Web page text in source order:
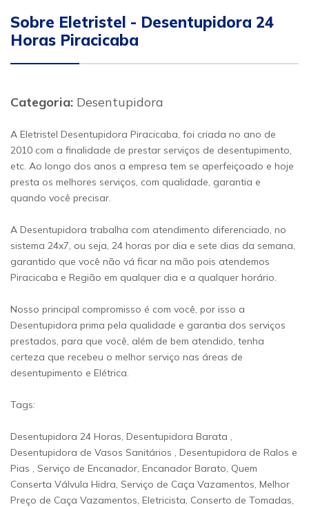
Sobre Eletristel - Desentupidora 24
Horas Piracicaba
Categoria: Desentupidora
A Eletristel Desentupidora Piracicaba, foi criada no ano de
2010 com a finalidade de prestar serviços de desentupimento,
etc. Ao longo dos anos a empresa tem se aperfeiçoado e hoje
presta os melhores serviços, com qualidade, garantia e
quando você precisar.
A Desentupidora trabalha com atendimento diferenciado, no
sistema 24x7, ou seja, 24 horas por dia e sete dias da semana,
garantido que você não vá ficar na mão pois atendemos
Piracicaba e Região em qualquer dia e a qualquer horário.
Nosso principal compromisso é com você, por isso a
Desentupidora prima pela qualidade e garantia dos serviços
prestados, para que você, além de bem atendido, tenha
certeza que recebeu o melhor serviço nas áreas de
desentupimento e Elétrica.
Tags:
Desentupidora 24 Horas, Desentupidora Barata ,
Desentupidora de Vasos Sanitários , Desentupidora de Ralos e
Pias , Serviço de Encanador, Encanador Barato, Quem
Conserta Válvula Hidra, Serviço de Caça Vazamentos, Melhor
Preço de Caça Vazamentos, Eletricista, Conserto de Tomadas,